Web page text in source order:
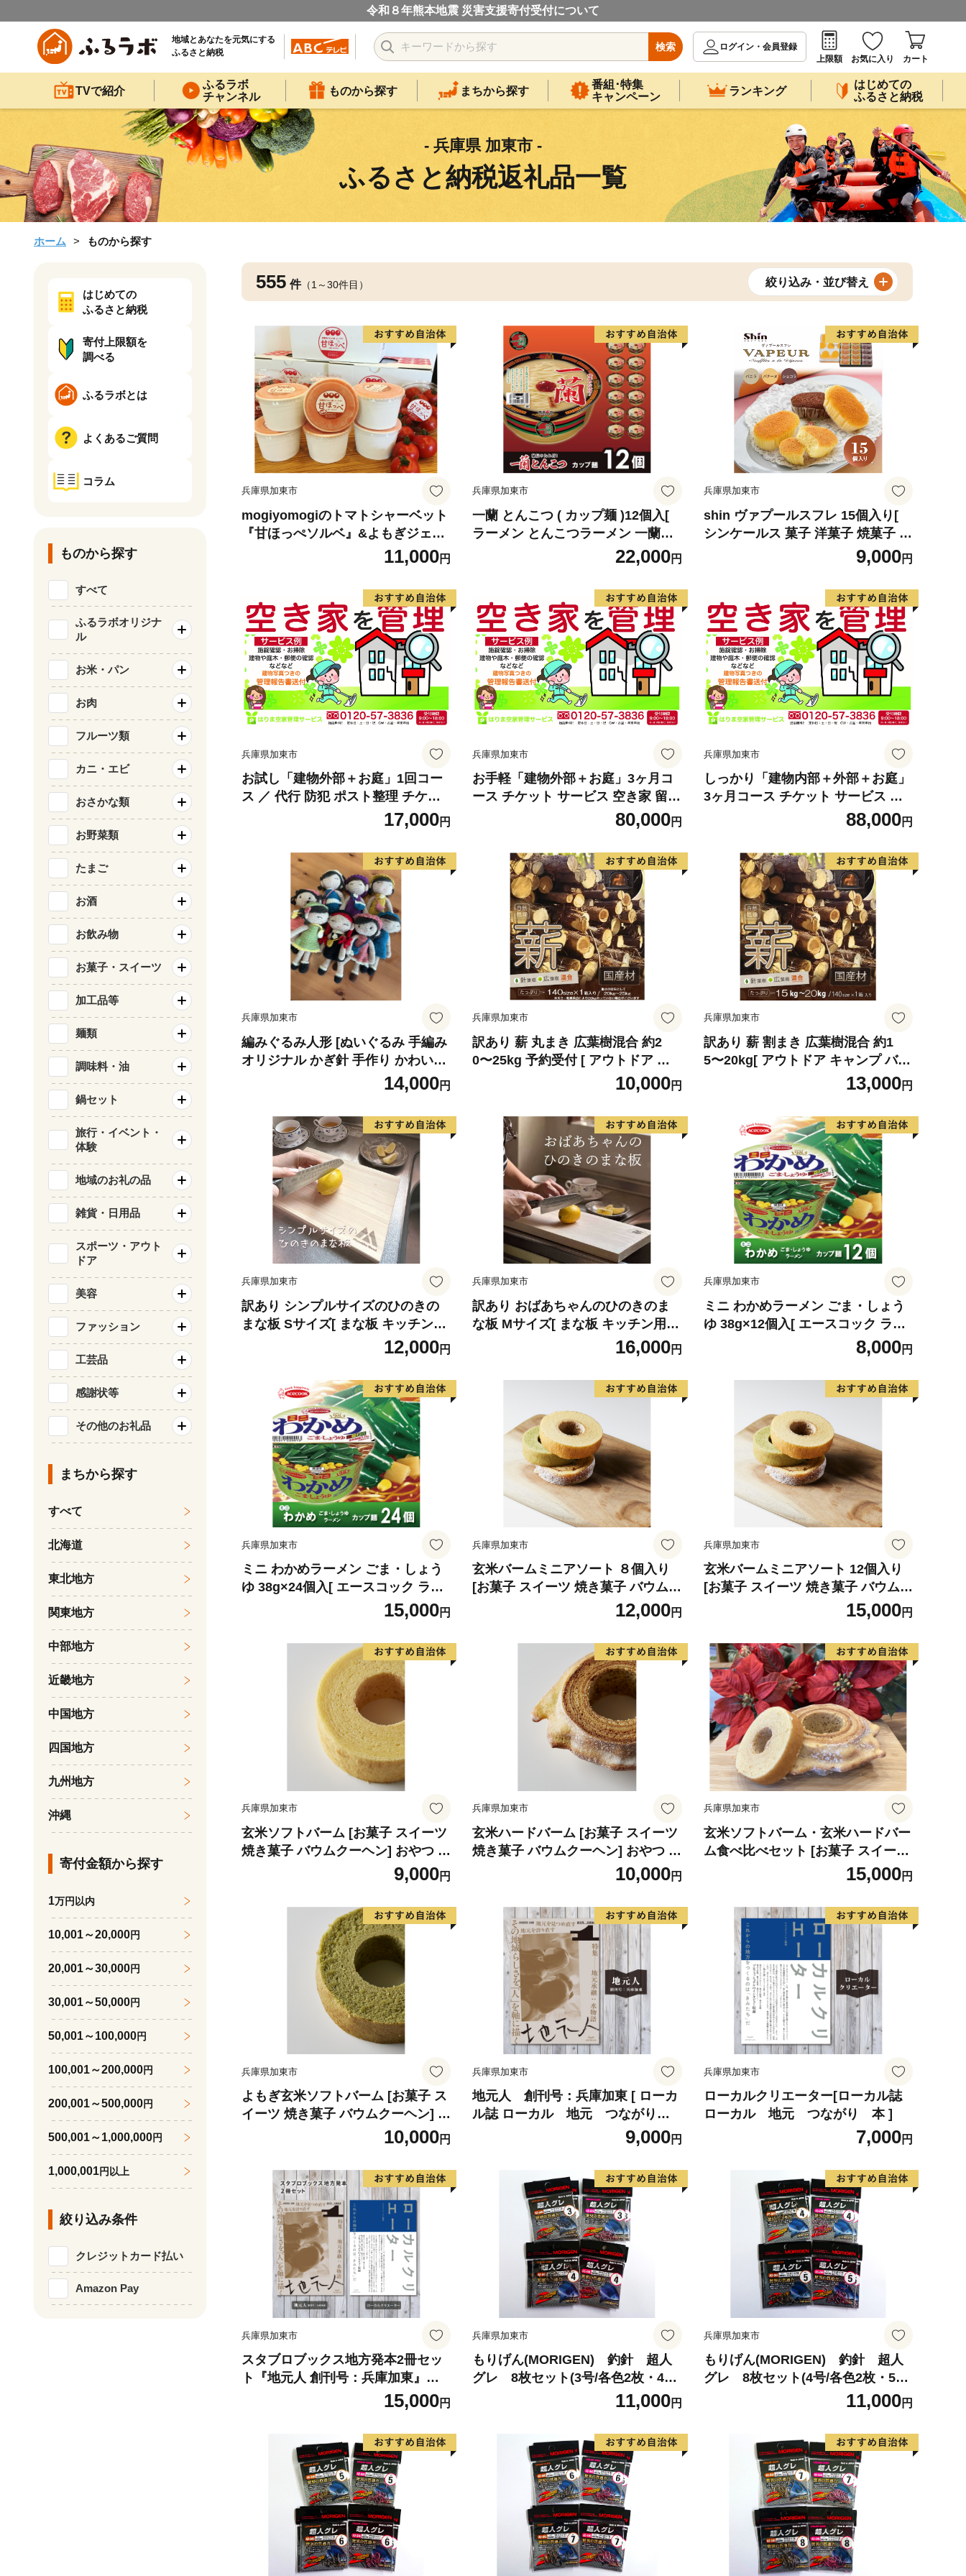
令和８年熊本地震 災害支援寄付受付について
地域とあなたを元気にする
ふるさと納税
検索
ログイン・会員登録
上限額
お気に入り カート
TVで紹介
ふるラボ
チャンネル
ものから探す まちから探す
番組･特集
キャンペーン
ランキング
はじめての
ふるさと納税
- 兵庫県 加東市 -
ふるさと納税返礼品一覧
ホーム ものから探す
555 件（1～30件目） 絞り込み・並び替え
兵庫県加東市
mogiyomogiのトマトシャーベット
『甘ほっぺソルベ』&よもぎジェラ
ート『チョコもぎ』各3個セット [野
菜 アイス 詰め合わせ] お菓子 冷凍
11,000円
兵庫県加東市
一蘭 とんこつ ( カップ麺 )12個入[
ラーメン とんこつラーメン 一蘭ラ
ーメン 博多ラーメン カップラーメ
ン 時短 即席めん 麺増量 防災 備
蓄 保存食 非常食 箱 ケース ]
22,000円
兵庫県加東市
shin ヴァプールスフレ 15個入り[
シンケールス 菓子 洋菓子 焼菓子 ギ
フト プレゼント 贈り物 詰め合せ 食
9,000円
兵庫県加東市
お試し「建物外部＋お庭」1回コー
ス ／ 代行 防犯 ポスト整理 チケッ
ト サービス 空き家 留守宅 持ち家
管理 劣化 資産価値 定期的 巡回 庭
17,000円
兵庫県加東市
お手軽「建物外部＋お庭」3ヶ月コ
ース チケット サービス 空き家 留守
宅 持ち家 管理 劣化 資産価値 定期
80,000円
兵庫県加東市
しっかり「建物内部＋外部＋お庭」
3ヶ月コース チケット サービス 空
き家 留守宅 持ち家 管理 劣化 資産
価値 定期的 巡回 ポスト 庭木 近隣
通風換気 清掃
88,000円
兵庫県加東市
編みぐるみ人形 [ぬいぐるみ 手編み
オリジナル かぎ針 手作り かわいい]
14,000円
兵庫県加東市
訳あり 薪 丸まき 広葉樹混合 約2
0〜25kg 予約受付 [ アウトドア キ
ャンプ バーベキュー BBQ 薪ストー
ブ ] 焚火 雑貨 日用品 森林資源 有効
活用 手作り 針葉樹 自然乾燥
10,000円
兵庫県加東市
訳あり 薪 割まき 広葉樹混合 約1
5〜20kg[ アウトドア キャンプ バー
ベキュー BBQ 薪ストーブ ] 焚火 雑
貨 日用品 森林資源 有効活用 手作り
針葉樹 自然乾燥
13,000円
兵庫県加東市
訳あり シンプルサイズのひのきの
まな板 Sサイズ[ まな板 キッチン用
端材 有効活用 手作り 日本産 桧 ギ
12,000円
兵庫県加東市
訳あり おばあちゃんのひのきのま
な板 Mサイズ[ まな板 キッチン用品
日本製 国産 天然木 ] 雑貨 日用品 端
材 有効活用 手作り 日本産 桧 ギフ
ト おすすめ
16,000円
兵庫県加東市
ミニ わかめラーメン ごま・しょう
ゆ 38g×12個入[ エースコック ラー
メン インスタント カップ麺 即席め
ん 時短 防災 備蓄 保存食 非常食 箱
ケース ] 麺類 カップラーメン お昼
ご飯 夜食 小腹 手軽 便利 醤油スー
8,000円
兵庫県加東市
ミニ わかめラーメン ごま・しょう
ゆ 38g×24個入[ エースコック ラー
メン インスタント カップ麺 即席め
ん 時短 防災 備蓄 保存食 非常食 箱
ケース ] 麺類 カップラーメン お昼
ご飯 夜食 小腹 手軽 便利 醤油スー
15,000円
兵庫県加東市
玄米バームミニアソート ８個入り
[お菓子 スイーツ 焼き菓子 バウムク
12,000円
兵庫県加東市
玄米バームミニアソート 12個入り
[お菓子 スイーツ 焼き菓子 バウムク
15,000円
兵庫県加東市
玄米ソフトバーム [お菓子 スイーツ
焼き菓子 バウムクーヘン] おやつ な
めらか しっとり感 お茶菓子 ティー
9,000円
兵庫県加東市
玄米ハードバーム [お菓子 スイーツ
焼き菓子 バウムクーヘン] おやつ お
茶菓子 発酵バターの風味 サクサク
10,000円
兵庫県加東市
玄米ソフトバーム・玄米ハードバー
ム食べ比べセット [お菓子 スイーツ
焼き菓子 バウムクーヘン] おやつ な
めらか しっとり 発酵バターの風味
サクサク もっちり
15,000円
兵庫県加東市
よもぎ玄米ソフトバーム [お菓子 ス
イーツ 焼き菓子 バウムクーヘン] お
やつ よもぎの香り ふわふわ 軽やか
な口当たり お茶菓子 ティータイム
10,000円
兵庫県加東市
地元人 創刊号：兵庫加東 [ ローカ
ル誌 ローカル 地元 つながり
9,000円
兵庫県加東市
ローカルクリエーター[ローカル誌
ローカル 地元 つながり 本 ]
7,000円
兵庫県加東市
スタブロブックス地方発本2冊セッ
ト『地元人 創刊号：兵庫加東』
『ローカルクリエーター』[ ローカ
ル誌 ローカル 地元 つながり
15,000円
兵庫県加東市
もりげん(MORIGEN) 釣針 超人
グレ 8枚セット(3号/各色2枚・4号/
各色2枚) ［ 釣り 釣り針 海釣
11,000円
兵庫県加東市
もりげん(MORIGEN) 釣針 超人
グレ 8枚セット(4号/各色2枚・5号/
各色2枚) ［ 釣り 釣り針 海釣
11,000円
はじめての
ふるさと納税
寄付上限額を
調べる
ふるラボとは
よくあるご質問
コラム
ものから探す
すべて
ふるラボオリジナ
ル
お米・パン
お肉
フルーツ類
カニ・エビ
おさかな類
お野菜類
たまご
お酒
お飲み物
お菓子・スイーツ
加工品等
麺類
調味料・油
鍋セット
旅行・イベント・
体験
地域のお礼の品
雑貨・日用品
スポーツ・アウト
ドア
美容
ファッション
工芸品
感謝状等
その他のお礼品
まちから探す
すべて
北海道
東北地方
関東地方
中部地方
近畿地方
中国地方
四国地方
九州地方
沖縄
寄付金額から探す
1万円以内
10,001～20,000円
20,001～30,000円
30,001～50,000円
50,001～100,000円
100,001～200,000円
200,001～500,000円
500,001～1,000,000円
1,000,001円以上
絞り込み条件
クレジットカード払い
Amazon Pay